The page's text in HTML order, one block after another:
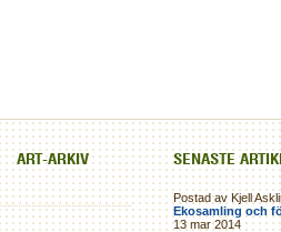
ART-ARKIV SENASTE
Postad av Kjell
Ekosamling och
13 mar 2014